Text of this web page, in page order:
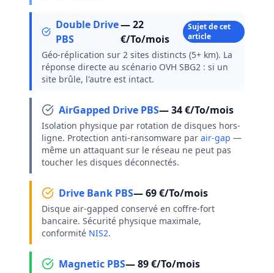
Double Drive
PBS
— 22
€/To/mois
Sujet de cet
article
Géo-réplication sur 2 sites distincts (5+ km). La
réponse directe au scénario OVH SBG2 : si un
site brûle, l'autre est intact.
AirGapped Drive PBS— 34 €/To/mois
Isolation physique par rotation de disques hors-
ligne. Protection anti-ransomware par air-gap —
même un attaquant sur le réseau ne peut pas
toucher les disques déconnectés.
Drive Bank PBS— 69 €/To/mois
Disque air-gapped conservé en coffre-fort
bancaire. Sécurité physique maximale,
conformité NIS2.
Magnetic PBS— 89 €/To/mois